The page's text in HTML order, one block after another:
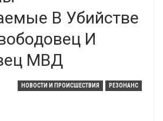
В Убийстве
И
МВД
НОВОСТИ И ПРОИСШЕСТВИЯ РЕЗОНАНС